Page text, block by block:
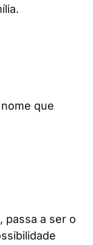
que
passa a ser o